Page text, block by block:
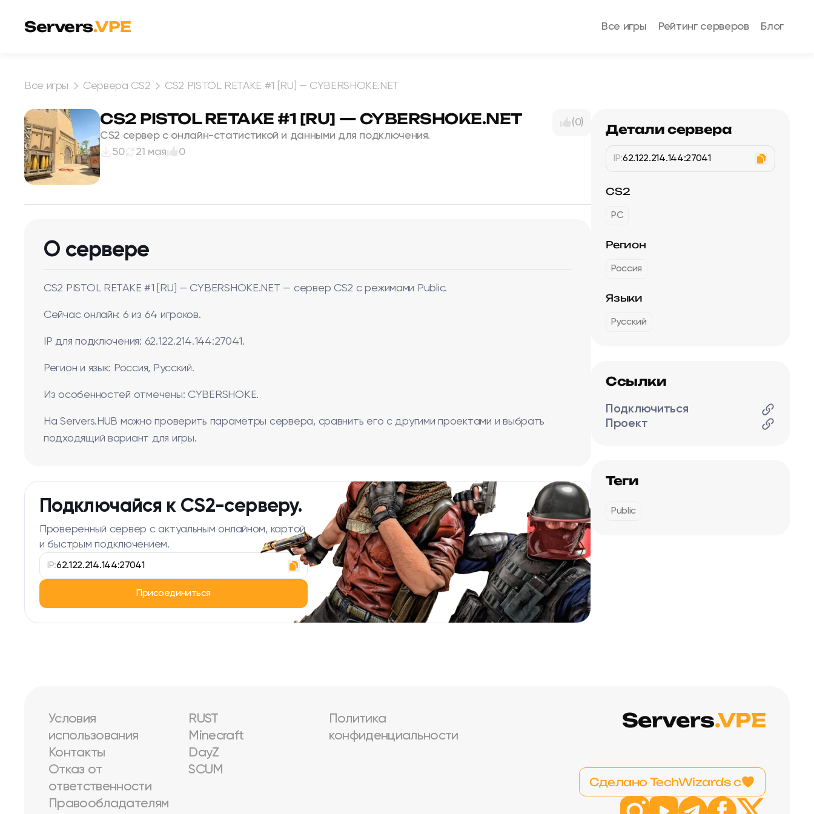
Servers.VPE Все игры Рейтинг серверов Блог
Все игры Сервера CS2 CS2 PISTOL RETAKE #1 [RU] — CYBERSHOKE.NET
CS2 PISTOL RETAKE #1 [RU] — CYBERSHOKE.NET
CS2 сервер с онлайн-статистикой и данными для подключения.
50
21 мая 0
(0)
О сервере
CS2 PISTOL RETAKE #1 [RU] — CYBERSHOKE.NET — сервер CS2 с режимами Public.
Сейчас онлайн: 6 из 64 игроков.
IP для подключения: 62.122.214.144:27041.
Регион и язык: Россия, Русский.
Из особенностей отмечены: CYBERSHOKE.
На Servers.HUB можно проверить параметры сервера, сравнить его с другими проектами и выбрать
подходящий вариант для игры.
Подключайся к CS2-серверу.
Проверенный сервер с актуальным онлайном, картой
и быстрым подключением.
IP:62.122.214.144:27041
Присоединиться
Детали сервера
IP:62.122.214.144:27041
CS2
PC
Регион
Россия
Языки
Русский
Ссылки
Подключиться
Проект
Теги
Public
Условия
использования
Контакты
Отказ от
ответственности
Правообладателям
RUST
Minecraft
DayZ
SCUM
Политика
конфиденциальности
Servers.VPE
Сделано TechWizards с